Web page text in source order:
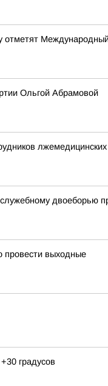
Ольгой Абрамовой
двоеборью
провести выходные
градусов